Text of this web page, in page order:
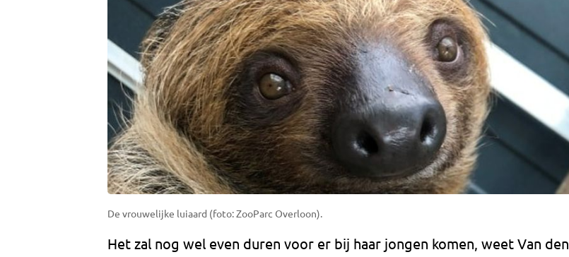
De vrouwelijke luiaard (foto: ZooParc Overloon).
Het zal nog wel even duren voor er bij haar jongen komen, weet Van den